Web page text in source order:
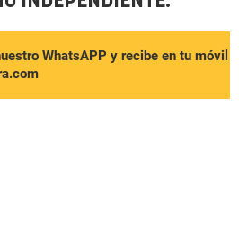
WhatsAPP y recibe en tu móvil